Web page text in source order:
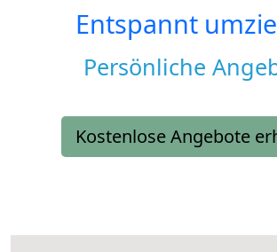
Entspannt
Persönliche
Kostenlose Angebote